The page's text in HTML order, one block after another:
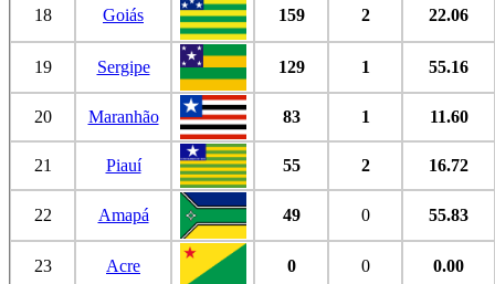
18 Goiás 159 2 22.06
19 Sergipe 129 1 55.16
20 Maranhão 83 1 11.60
21 Piauí 55 2 16.72
22 Amapá 49 0 55.83
23 Acre 0 0 0.00